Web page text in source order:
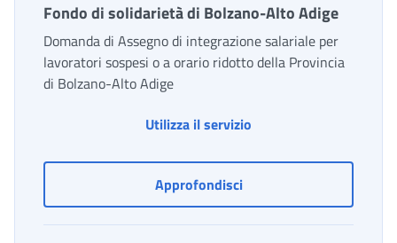
Fondo di solidarietà di Bolzano-Alto Adige
Domanda di Assegno di integrazione salariale per
lavoratori sospesi o a orario ridotto della Provincia
di Bolzano-Alto Adige
Utilizza il servizio
ApprofondisciFondo di solidarietà di